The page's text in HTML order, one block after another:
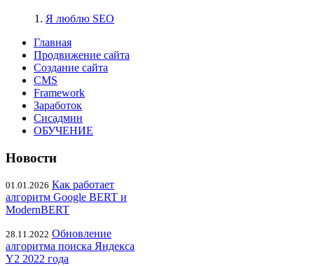
1. Я люблю SEO
Главная
Продвижение сайта
Создание сайта
CMS
Framework
Заработок
Сисадмин
ОБУЧЕНИЕ
Новости
01.01.2026 Как работает
алгоритм Google BERT и
ModernBERT
28.11.2022 Обновление
алгоритма поиска Яндекса
Y2 2022 года